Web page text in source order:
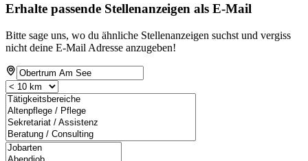
Erhalte passende Stellenanzeigen als E-Mail
Bitte sage uns, wo du ähnliche Stellenanzeigen suchst und vergiss
nicht deine E-Mail Adresse anzugeben!